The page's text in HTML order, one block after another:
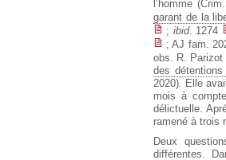
l’homme
garant de la
; ibid. 1274
; AJ fam.
obs. R. Parizot
des détentions
2020). Elle
mois à
délictuelle.
ramené à trois
Deux
différentes.